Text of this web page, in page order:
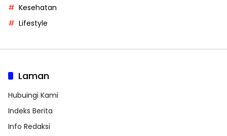
Kesehatan
Lifestyle
Laman
Hubuingi Kami
Indeks Berita
Info Redaksi